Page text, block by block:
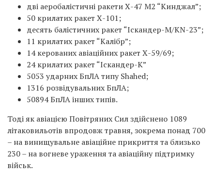
дві аеробалістичні ракети Х-47 М2 “Кинджал”;
50 крилатих ракет Х-101;
десять балістичних ракет “Іскандер-М/KN-23”;
11 крилатих ракет “Калібр”;
14 керованих авіаційних ракет Х-59/69;
24 крилатих ракет “Іскандер-К”
5053 ударних БпЛА типу Shahed;
1316 розвідувальних БпЛА;
50894 БпЛА інших типів.
Тоді як авіацією Повітряних Сил здійснено 1089
літаковильотів впродовж травня, зокрема понад 700
– на винищувальне авіаційне прикриття та близько
230 – на вогневе ураження та авіаційну підтримку
військ.